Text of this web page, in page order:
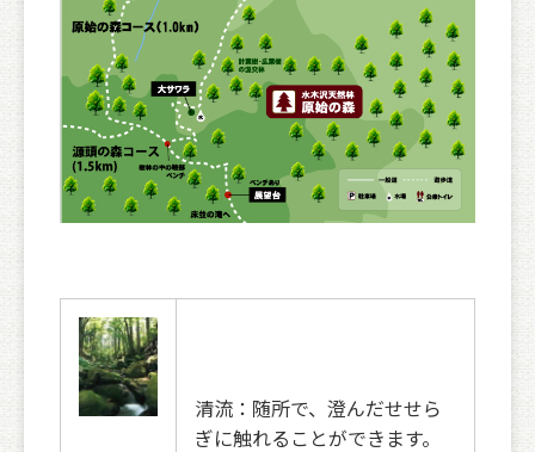
清流：随所で、澄んだせせら
ぎに触れることができます。